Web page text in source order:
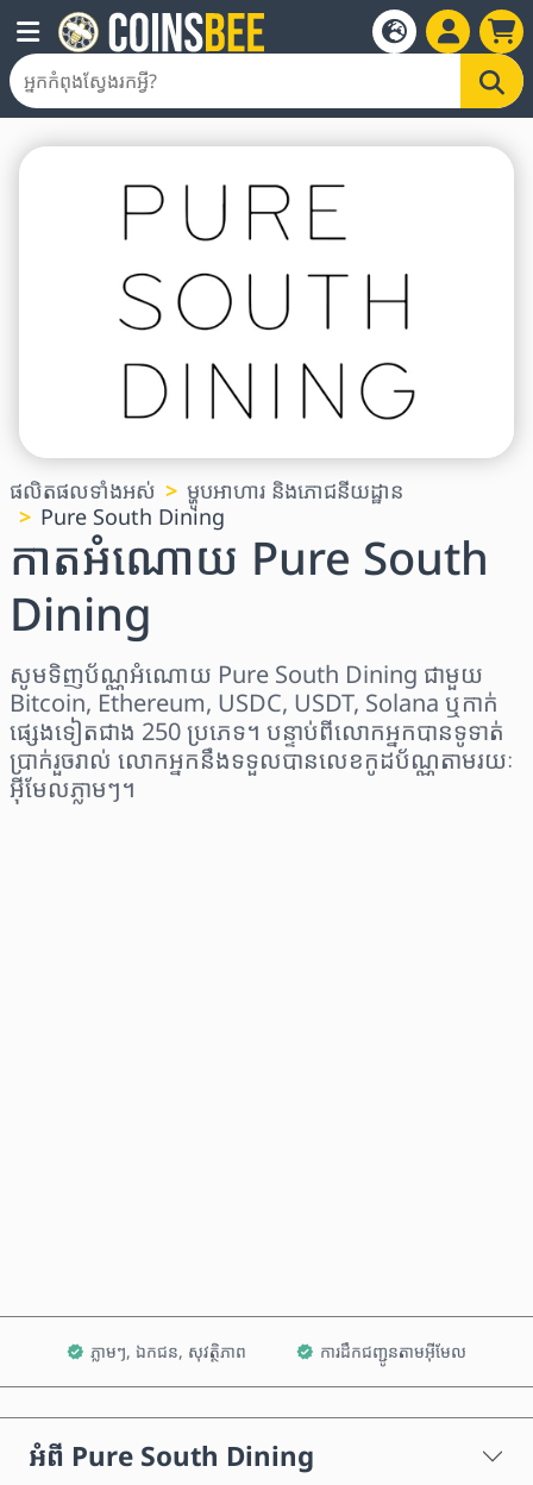
ផលិតផលទាំងអស់
ម្ហូបអាហារ និងភោជនីយដ្ឋាន
Pure South Dining
កាតអំណោយ Pure South
Dining
សូមទិញប័ណ្ណអំណោយ Pure South Dining ជាមួយ
Bitcoin, Ethereum, USDC, USDT, Solana ឬកាក់
ផ្សេងទៀតជាង 250 ប្រភេទ។ បន្ទាប់ពីលោកអ្នកបានទូទាត់
ប្រាក់រួចរាល់ លោកអ្នកនឹងទទួលបានលេខកូដប័ណ្ណតាមរយៈ
អ៊ីមែលភ្លាមៗ។
ភ្លាមៗ, ឯកជន, សុវត្ថិភាព ការដឹកជញ្ជូនតាមអ៊ីមែល
អំពី Pure South Dining